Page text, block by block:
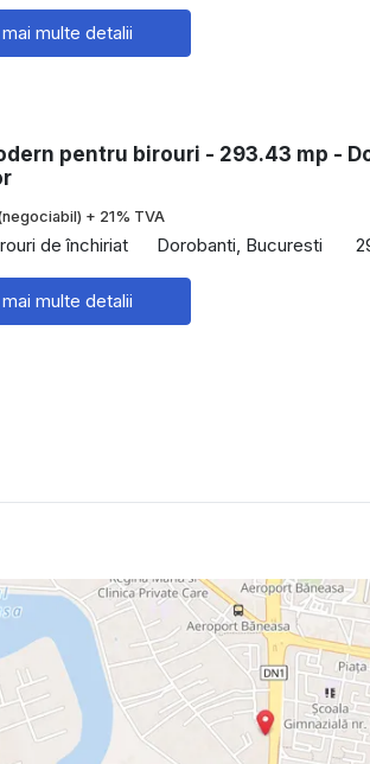
multe detalii
pentru birouri - 293.43 mp -
+ 21% TVA
de închiriat Dorobanti, Bucuresti
multe detalii